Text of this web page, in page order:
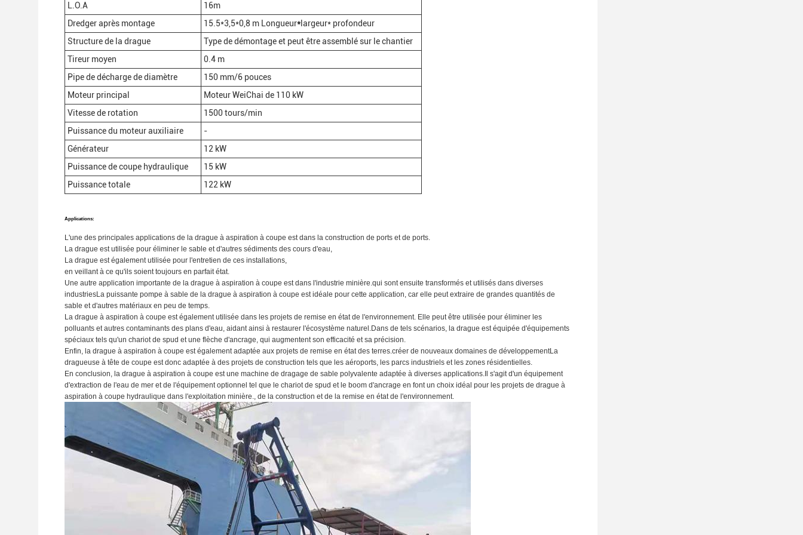
L.O.A
16m
Dredger après montage
15.5*3,5*0,8 m Longueur* largeur* profondeur
Structure de la drague
Type de démontage et peut être assemblé sur le chantier
Tireur moyen
0.4 m
Pipe de décharge de diamètre
150 mm/6 pouces
Moteur principal
Moteur WeiChai de 110 kW
Vitesse de rotation
1500 tours/min
Puissance du moteur auxiliaire
-
Générateur
12 kW
Puissance de coupe hydraulique
15 kW
Puissance totale
122 kW
Applications:
L'une des principales applications de la drague à aspiration à coupe est dans la construction de ports et de ports.
La drague est utilisée pour éliminer le sable et d'autres sédiments des cours d'eau,
La drague est également utilisée pour l'entretien de ces installations,
en veillant à ce qu'ils soient toujours en parfait état.
Une autre application importante de la drague à aspiration à coupe est dans l'industrie minière.qui sont ensuite transformés et utilisés dans diverses
industriesLa puissante pompe à sable de la drague à aspiration à coupe est idéale pour cette application, car elle peut extraire de grandes quantités de
sable et d'autres matériaux en peu de temps.
La drague à aspiration à coupe est également utilisée dans les projets de remise en état de l'environnement. Elle peut être utilisée pour éliminer les
polluants et autres contaminants des plans d'eau, aidant ainsi à restaurer l'écosystème naturel.Dans de tels scénarios, la drague est équipée d'équipements
spéciaux tels qu'un chariot de spud et une flèche d'ancrage, qui augmentent son efficacité et sa précision.
Enfin, la drague à aspiration à coupe est également adaptée aux projets de remise en état des terres.créer de nouveaux domaines de développementLa
dragueuse à tête de coupe est donc adaptée à des projets de construction tels que les aéroports, les parcs industriels et les zones résidentielles.
En conclusion, la drague à aspiration à coupe est une machine de dragage de sable polyvalente adaptée à diverses applications.Il s'agit d'un équipement
d'extraction de l'eau de mer et de l'équipement optionnel tel que le chariot de spud et le boom d'ancrage en font un choix idéal pour les projets de drague à
aspiration à coupe hydraulique dans l'exploitation minière., de la construction et de la remise en état de l'environnement.